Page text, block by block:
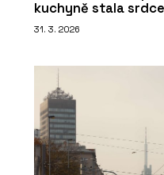
kuchyně stala
31. 3. 2026